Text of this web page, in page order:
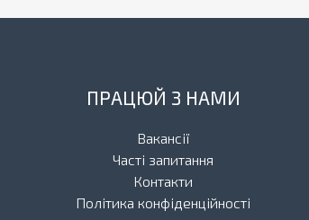
ПРАЦЮЙ З НАМИ
Вакансії
Часті запитання
Контакти
Політика конфіденційності